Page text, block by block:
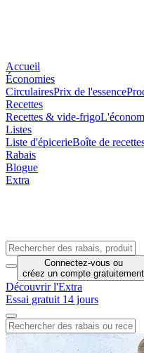
Accueil
Économies
CirculairesPrix de l'essence
Recettes
Recettes & vide-frigo
Listes
Liste d'épicerieBoîte de
Rabais
Blogue
Extra
Connectez-vous ou
créez un compte gratuitement
Découvrir l'Extra
Essai gratuit 14 jours